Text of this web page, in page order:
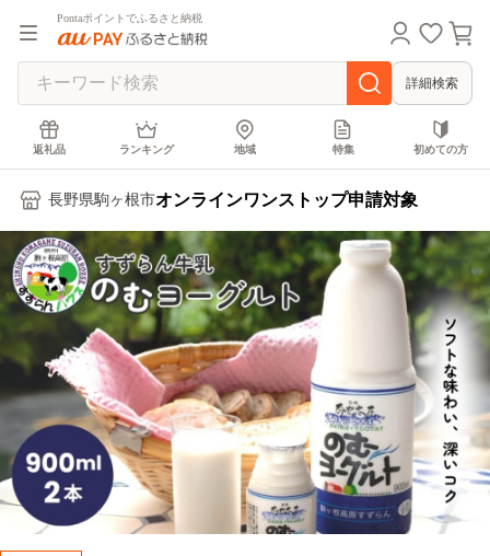
Pontaポイントでふるさと納税
詳細検索
返礼品 ランキング 地域 特集 初めての方
長野県駒ヶ根市オンラインワンストップ申請対象